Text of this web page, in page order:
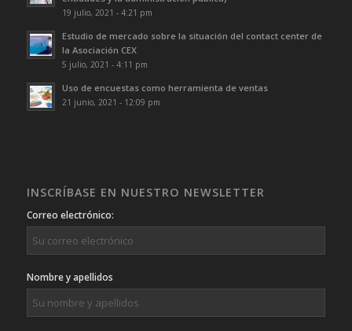
19 julio, 2021 - 4:21 pm
Estudio de mercado sobre la situación del contact center de
la Asociación CEX
5 julio, 2021 - 4:11 pm
Uso de encuestas como herramienta de ventas
21 junio, 2021 - 12:09 pm
INSCRÍBASE EN NUESTRO NEWSLETTER
Correo electrónico:
Nombre y apellidos